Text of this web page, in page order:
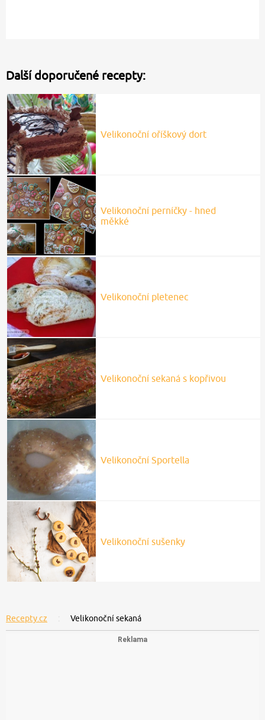
Další doporučené recepty:
Velikonoční oříškový dort
Velikonoční perníčky - hned
měkké
Velikonoční pletenec
Velikonoční sekaná s kopřivou
Velikonoční Sportella
Velikonoční sušenky
Recepty.cz Velikonoční sekaná